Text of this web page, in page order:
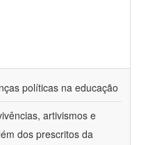
políticas na educação
artivismos e
dos prescritos da